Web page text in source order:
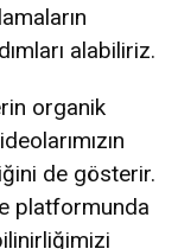
alabiliriz.
organik
de gösterir.
platformunda